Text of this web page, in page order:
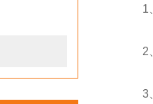
1、
2、
3、